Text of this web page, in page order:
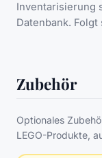
Inventarisierung
Datenbank. Folgt
Zubehör
Optionales
LEGO-Produkte,